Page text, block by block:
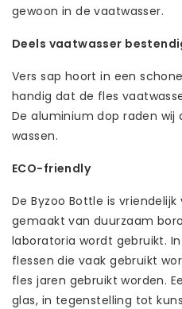
gewoon in de vaatwasser.
Deels vaatwasser
Vers sap hoort in een
handig dat de fles
De aluminium dop raden
wassen.
ECO-friendly
De Byzoo Bottle is
gemaakt van duurzaam
laboratoria wordt gebruikt.
flessen die vaak gebruikt
fles jaren gebruikt worden.
glas, in tegenstelling tot